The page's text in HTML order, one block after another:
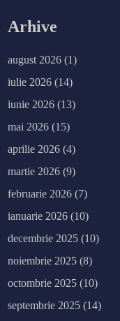
Arhive
august 2026 (1)
iulie 2026 (14)
iunie 2026 (13)
mai 2026 (15)
aprilie 2026 (4)
martie 2026 (9)
februarie 2026 (7)
ianuarie 2026 (10)
decembrie 2025 (10)
noiembrie 2025 (8)
octombrie 2025 (10)
septembrie 2025 (14)